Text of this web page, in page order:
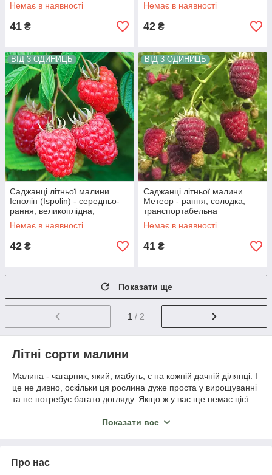
Немає в наявності
41 ₴
Немає в наявності
42 ₴
ВІД 3 ОДИНИЦЬ
Саджанці літньої малини
Ісполін (Ispolin) - середньо-
рання, великоплідна,
ароматна, безколючкова
Немає в наявності
42 ₴
ВІД 3 ОДИНИЦЬ
Саджанці літньої малини
Метеор - рання, солодка,
транспортабельна
Немає в наявності
41 ₴
Показати ще
1 / 2
Літні сорти малини
Малина - чагарник, який, мабуть, є на кожній дачній ділянці. І
це не дивно, оскільки ця рослина дуже проста у вирощуванні
та не потребує багато догляду. Якщо ж у вас ще немає цієї
Основні особливості саджанців літніх
сортів малини
Показати все
Про нас